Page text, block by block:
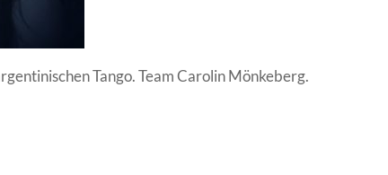
Tango. Team Carolin Mönkeberg.